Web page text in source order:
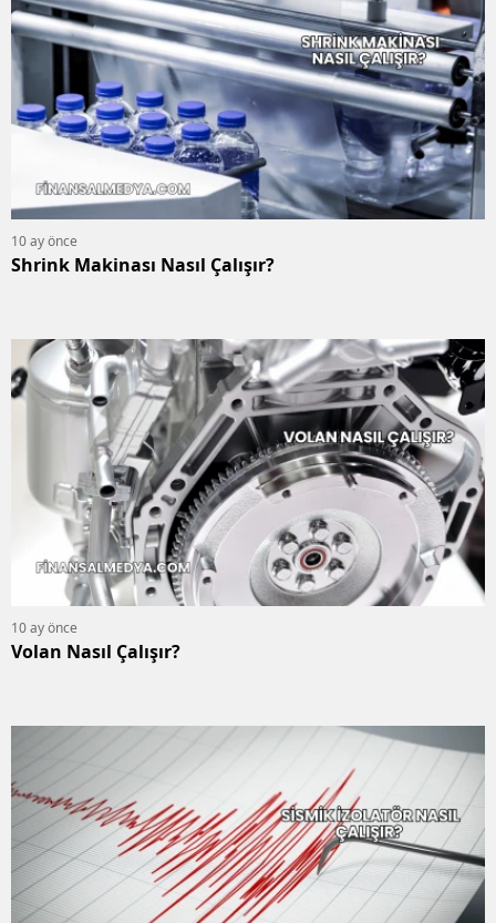
10 ay önce
Shrink Makinası Nasıl Çalışır?
10 ay önce
Volan Nasıl Çalışır?